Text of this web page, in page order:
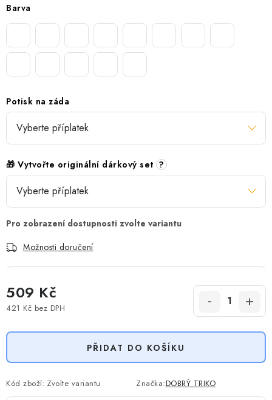
Barva
Potisk na záda
🎁 Vytvořte originální dárkový set ?
Možnosti doručení
509 Kč
421 Kč bez DPH
PŘIDAT DO KOŠÍKU
Kód zboží: Zvolte variantu Značka:DOBRÝ TRIKO